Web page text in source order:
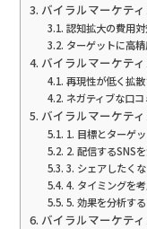
バイラルマーケテ
認知拡大の費用
ターゲットに高
バイラルマーケテ
再現性が低く拡
ネガティブな口
バイラルマーケテ
1. 目標とターゲ
2. 配信するSNS
3. シェアしたく
4. タイミングを
5. 効果を分析する
バイラルマーケテ